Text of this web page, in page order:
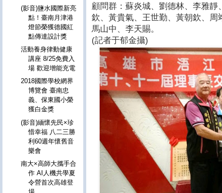
顧問群：蘇炎城、劉德林、李雅
欽、黃貴氣、王世勤、黃朝欽、
馬山中、李天賜。
(記者于郁金攝)
(影音)鹽水國際新亮
點！臺南月津港
燈節榮獲德國紅
點傳達設計獎
活動養身律動健康
講座 8/25免費入
場 歡迎增能充電
2018國際學校網界
博覽會 臺南忠
義、保東國小榮
獲白金獎
(影音)緬懷先民×珍
惜幸福 八二三勝
利60週年懷舊音
樂會
南大×高師大攜手合
作 AI人機共學夏
令營首次高雄登